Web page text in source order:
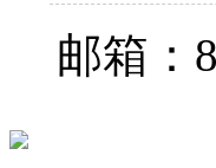
邮箱：